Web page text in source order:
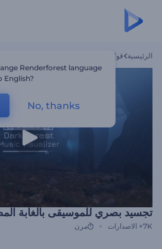
الرئيسية قوالب
تجسيد بصري للموسيقى بالغابة
7K+ الاصدارات مرن
Renderforest language
English?
No, thanks